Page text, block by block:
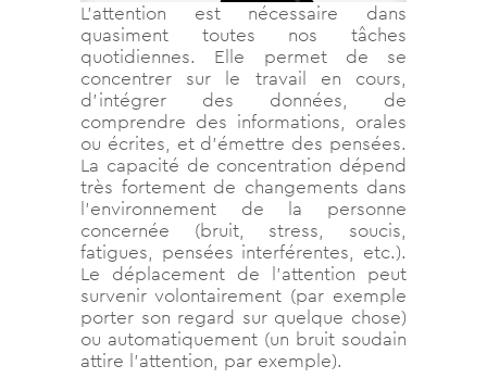
L’attention est nécessaire dans
quasiment toutes nos tâches
quotidiennes. Elle permet de se
concentrer sur le travail en cours,
d’intégrer des données, de
comprendre des informations, orales
ou écrites, et d’émettre des pensées.
La capacité de concentration dépend
très fortement de changements dans
l’environnement de la personne
concernée (bruit, stress, soucis,
fatigues, pensées interférentes, etc.).
Le déplacement de l’attention peut
survenir volontairement (par exemple
porter son regard sur quelque chose)
ou automatiquement (un bruit soudain
attire l’attention, par exemple).